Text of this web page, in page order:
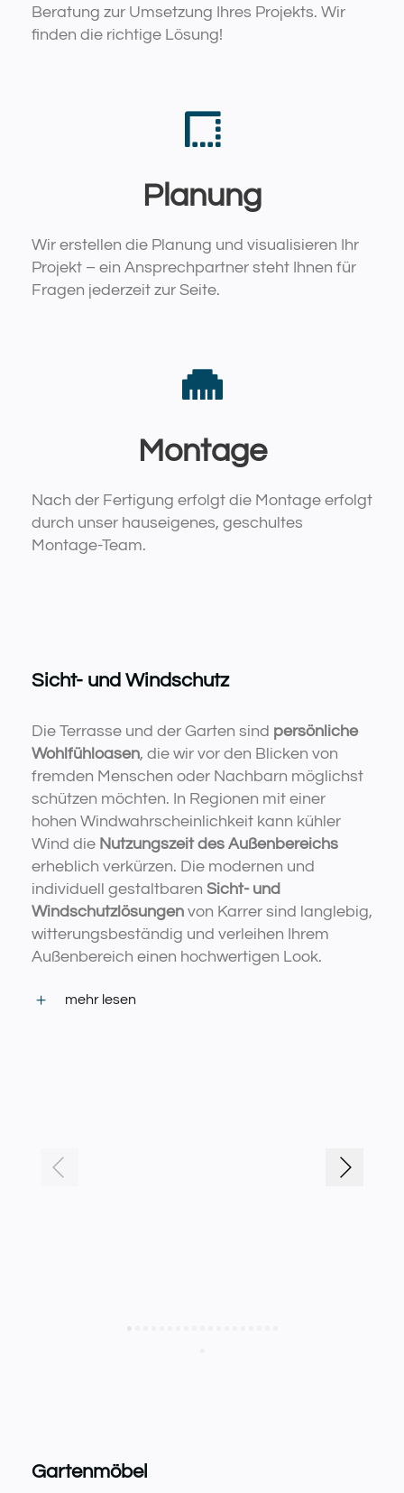
Beratung zur Umsetzung Ihres Projekts. Wir
finden die richtige Lösung!
Planung
Wir erstellen die Planung und visualisieren Ihr
Projekt – ein Ansprechpartner steht Ihnen für
Fragen jederzeit zur Seite.
Montage
Nach der Fertigung erfolgt die Montage erfolgt
durch unser hauseigenes, geschultes
Montage-Team.
Sicht- und Windschutz
Die Terrasse und der Garten sind persönliche
Wohlfühloasen, die wir vor den Blicken von
fremden Menschen oder Nachbarn möglichst
schützen möchten. In Regionen mit einer
hohen Windwahrscheinlichkeit kann kühler
Wind die Nutzungszeit des Außenbereichs
erheblich verkürzen. Die modernen und
individuell gestaltbaren Sicht- und
Windschutzlösungen von Karrer sind langlebig,
witterungsbeständig und verleihen Ihrem
Außenbereich einen hochwertigen Look.
mehr lesen
Gartenmöbel